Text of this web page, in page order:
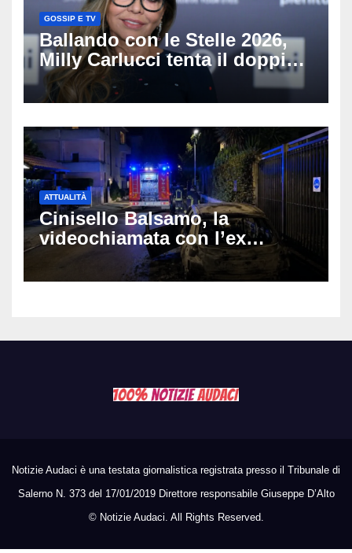
GOSSIP E TV
Ballando con le Stelle 2026,
Milly Carlucci tenta il doppio
colpo: tra i papabili Ornella
Muti e Monica Guerritore
ATTUALITÀ
Cinisello Balsamo, la
videochiamata con l’ex
fidanzata e il dramma: 35enne
lotta tra la vita e la morte
Notizie Audaci è una testata giornalistica registrata presso il Tribunale di
Salerno N. 373 del 17/01/2019 Direttore responsabile Giuseppe D’Alto
© Notizie Audaci. All Rights Reserved.